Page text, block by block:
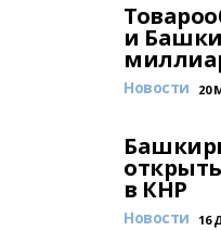
и
Новости 20
в КНР
Новости 16